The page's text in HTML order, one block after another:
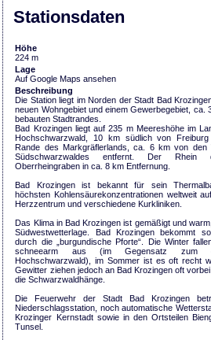
Stationsdaten
Höhe
224 m
Lage
Auf Google Maps ansehen
Beschreibung
Die Station liegt im Norden der Stadt Bad
neuen Wohngebiet und einem Gewerbegebiet, ca.
bebauten Stadtrandes.
Bad Krozingen liegt auf 235 m Meereshöhe im
Hochschwarzwald, 10 km südlich von
Rande des Markgräflerlands, ca. 6 km von den
Südschwarzwaldes entfernt. Der Rhein
Oberrheingraben in ca. 8 km Entfernung.
Bad Krozingen ist bekannt für sein
höchsten Kohlensäurekonzentrationen weltweit
Herzzentrum und verschiedene Kurkliniken.
Das Klima in Bad Krozingen ist gemäßigt und
Südwestwetterlage. Bad Krozingen bekommt
durch die „burgundische Pforte“. Die Winter
schneearm aus (im Gegensatz zum
Hochschwarzwald), im Sommer ist es oft recht
Gewitter ziehen jedoch an Bad Krozingen oft
die Schwarzwaldhänge.
Die Feuerwehr der Stadt Bad Krozingen
Niederschlagsstation, noch automatische
Krozinger Kernstadt sowie in den Ortsteilen
Tunsel.